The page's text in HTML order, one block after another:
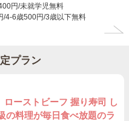
円/未就学児無料
円/4-6歳500円/3歳以下無料
プラン
ーストビーフ 握り寿司 し
の料理が毎日食べ放題のラ